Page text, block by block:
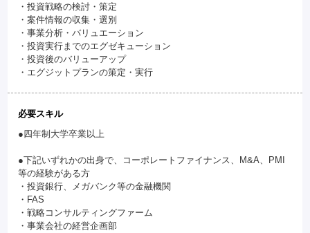
・投資戦略の検討・策定
・案件情報の収集・選別
・事業分析・バリュエーション
・投資実行までのエグゼキューション
・投資後のバリューアップ
・エグジットプランの策定・実行
必要スキル
●四年制大学卒業以上
●下記いずれかの出身で、コーポレートファイナンス、M&A、PMI
等の経験がある方
・投資銀行、メガバンク等の金融機関
・FAS
・戦略コンサルティングファーム
・事業会社の経営企画部